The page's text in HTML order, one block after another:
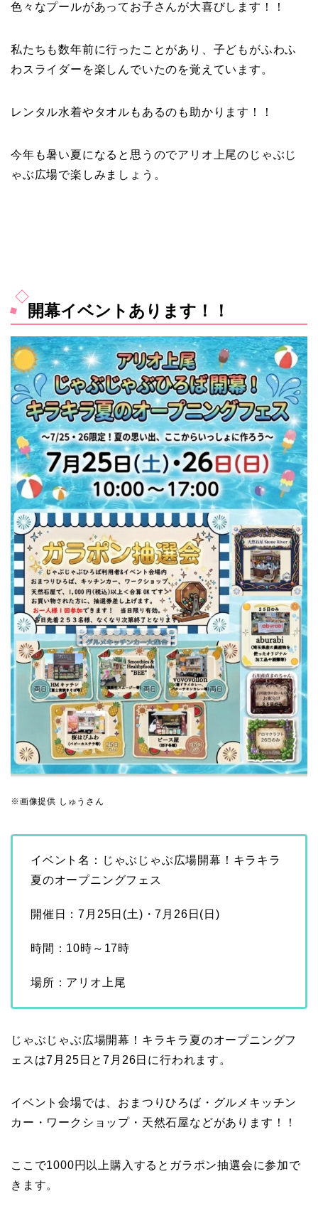
色々なプールがあってお子さんが大喜びします！！
私たちも数年前に行ったことがあり、子どもがふわふ
わスライダーを楽しんでいたのを覚えています。
レンタル水着やタオルもあるのも助かります！！
今年も暑い夏になると思うのでアリオ上尾のじゃぶじ
ゃぶ広場で楽しみましょう。
開幕イベントあります！！
※画像提供 しゅうさん
イベント名：じゃぶじゃぶ広場開幕！キラキラ
夏のオープニングフェス
開催日：7月25日(土)・7月26日(日)
時間：10時～17時
場所：アリオ上尾
じゃぶじゃぶ広場開幕！キラキラ夏のオープニングフ
ェスは7月25日と7月26日に行われます。
イベント会場では、おまつりひろば・グルメキッチン
カー・ワークショップ・天然石屋などがあります！！
ここで1000円以上購入するとガラポン抽選会に参加で
きます。